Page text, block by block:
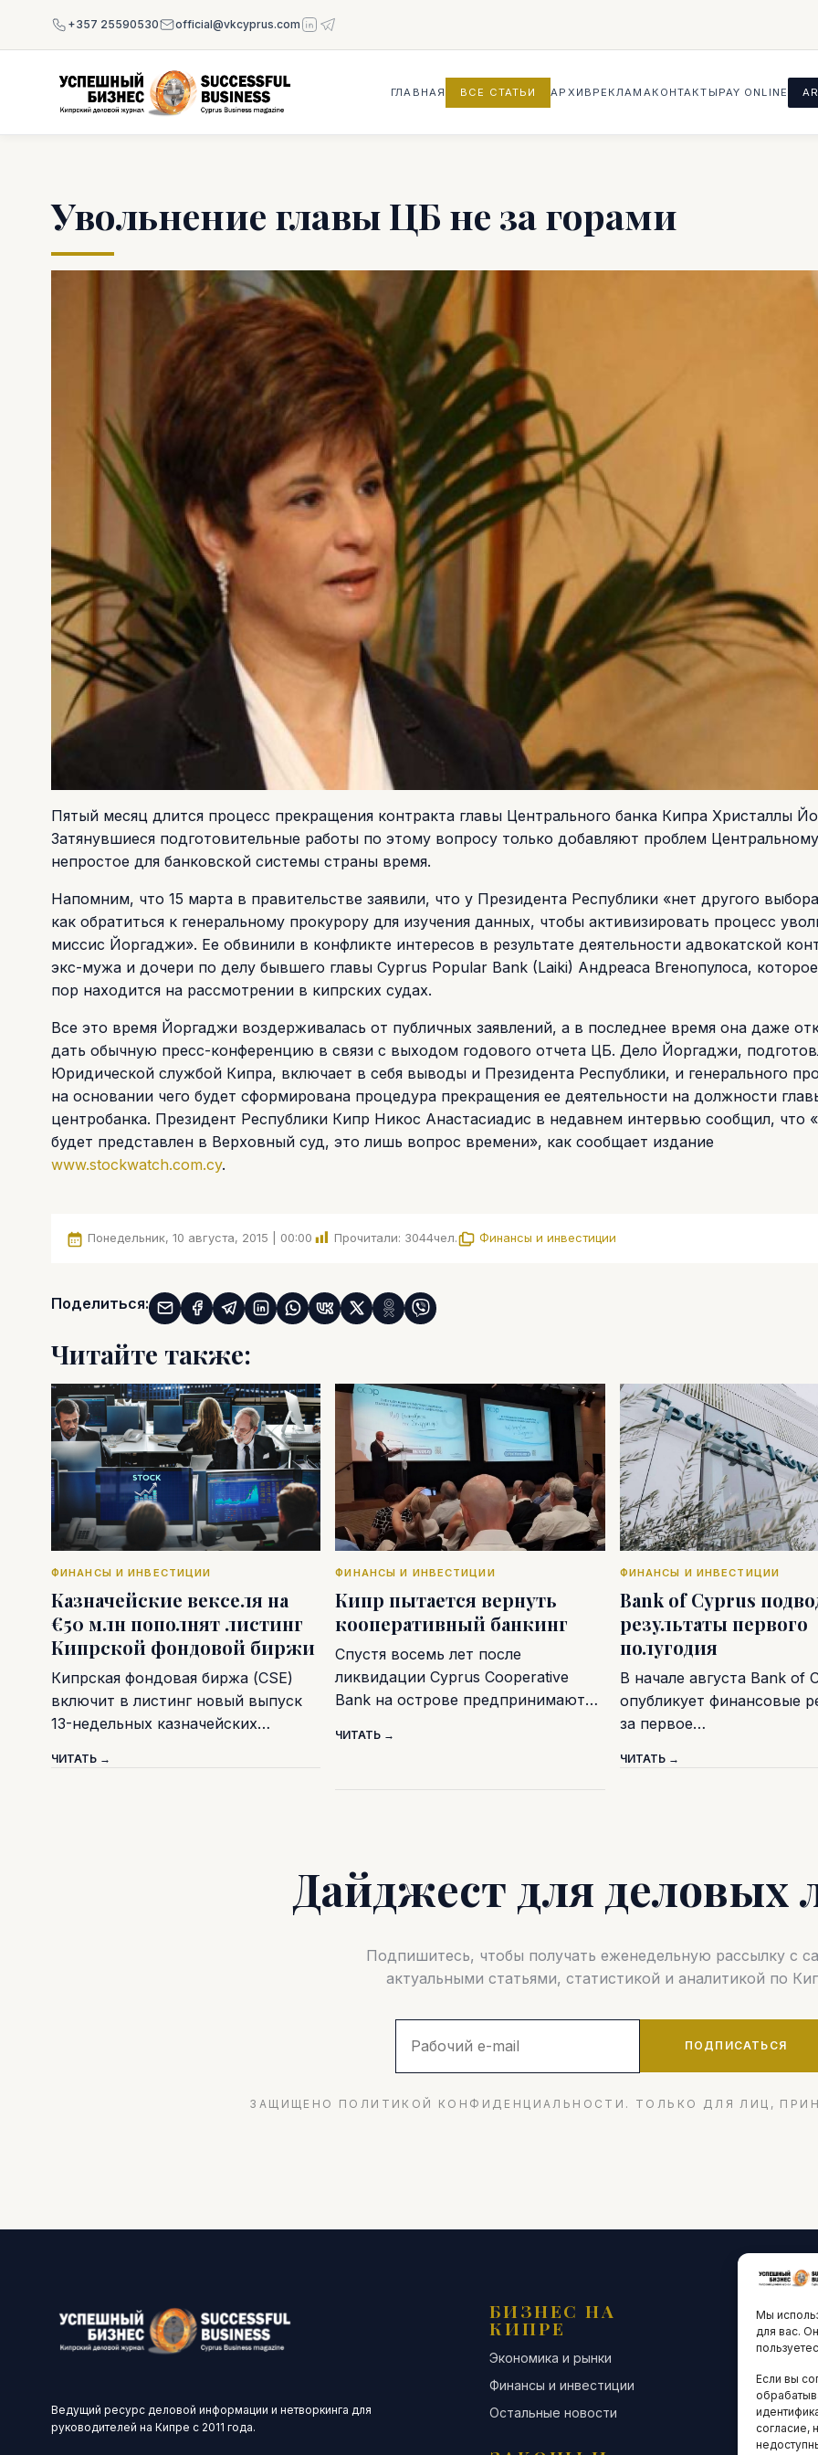
Мы
для вас.
Если вы
согласие,
+357 25590530 official@vkcyprus.com
ГЛАВНАЯ ВСЕ СТАТЬИ АРХИВ РЕКЛАМА КОНТАКТЫ PAY ONLINE
Увольнение главы ЦБ не за горами
Пятый месяц длится процесс прекращения контракта главы Центрального банка Кипра Христаллы
Затянувшиеся подготовительные работы по этому вопросу только добавляют проблем
непростое для банковской системы страны время.
Напомним, что 15 марта в правительстве заявили, что у Президента Республики «нет другого
как обратиться к генеральному прокурору для изучения данных, чтобы активизировать процесс
миссис Йоргаджи». Ее обвинили в конфликте интересов в результате деятельности адвокатской
экс-мужа и дочери по делу бывшего главы Cyprus Popular Bank (Laiki) Андреаса Вгенопулоса,
пор находится на рассмотрении в кипрских судах.
Все это время Йоргаджи воздерживалась от публичных заявлений, а в последнее время она даже
дать обычную пресс-конференцию в связи с выходом годового отчета ЦБ. Дело Йоргаджи,
Юридической службой Кипра, включает в себя выводы и Президента Республики, и генерального
на основании чего будет сформирована процедура прекращения ее деятельности на должности
центробанка. Президент Республики Кипр Никос Анастасиадис в недавнем интервью сообщил, что
будет представлен в Верховный суд, это лишь вопрос времени», как сообщает издание
www.stockwatch.com.cy.
Понедельник, 10 августа, 2015 | 00:00 Прочитали: 3044чел. Финансы и инвестиции
Поделиться:
Читайте также:
ФИНАНСЫ И ИНВЕСТИЦИИ
Казначейские векселя на
€50 млн пополнят листинг
Кипрской фондовой биржи
Кипрская фондовая биржа (CSE)
включит в листинг новый выпуск
13-недельных казначейских…
ЧИТАТЬ →
ФИНАНСЫ И ИНВЕСТИЦИИ
Кипр пытается вернуть
кооперативный банкинг
Спустя восемь лет после
ликвидации Cyprus Cooperative
Bank на острове предпринимают…
ЧИТАТЬ →
ФИНАНСЫ И ИНВЕСТИЦИИ
Bank of Cyprus
результаты первого
полугодия
В начале августа Bank of
опубликует финансовые
за первое…
ЧИТАТЬ →
Дайджест для деловых
Подпишитесь, чтобы получать еженедельную рассылку с
актуальными статьями, статистикой и аналитикой по
ПОДПИСАТЬСЯ
ЗАЩИЩЕНО ПОЛИТИКОЙ КОНФИДЕНЦИАЛЬНОСТИ. ТОЛЬКО ДЛЯ ЛИЦ,
Ведущий ресурс деловой информации и нетворкинга для
руководителей на Кипре с 2011 года.
БИЗНЕС НА
КИПРЕ
Экономика и рынки
Финансы и инвестиции
Остальные новости
Стартапы
Цифровая
Остальные